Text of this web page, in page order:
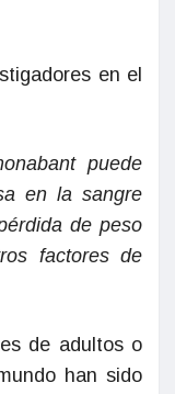
en el
puede
en la sangre
de peso
factores de
de adultos o
han sido